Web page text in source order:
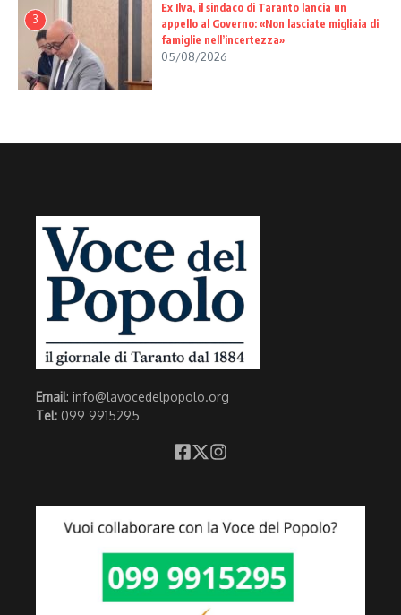
3
Ex Ilva, il sindaco di Taranto lancia un
appello al Governo: «Non lasciate migliaia di
famiglie nell’incertezza»
05/08/2026
Email: info@lavocedelpopolo.org
Tel: 099 9915295